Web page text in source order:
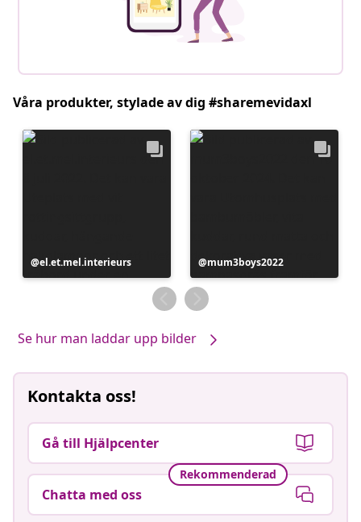
Våra produkter, stylade av dig #sharemevidaxl
Inlägg
publicerat
el.et.mel.interieurs
Inlägg
publicerat
av
mum3boys2022
Se hur man laddar upp bilder
Kontakta oss!
Gå till Hjälpcenter
Rekommenderad
Chatta med oss